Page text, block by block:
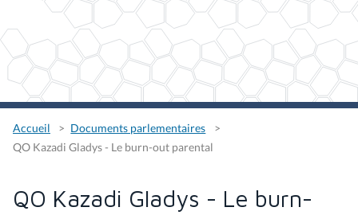
Accueil
Documents parlementaires
QO Kazadi Gladys - Le burn-out parental
QO Kazadi Gladys - Le burn-